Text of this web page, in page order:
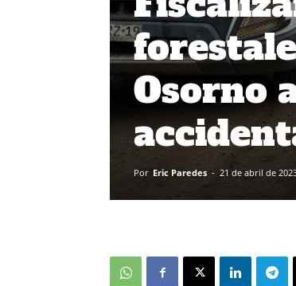
Osorno
Por Eric Paredes - 21 de abril de